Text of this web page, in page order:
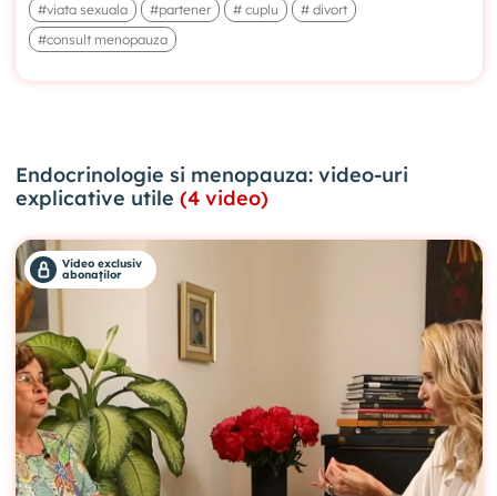
#viata sexuala #partener # cuplu
# divort
#consult menopauza
Endocrinologie si menopauza: video-uri
explicative utile (4 video)
Video exclusiv
abonaților